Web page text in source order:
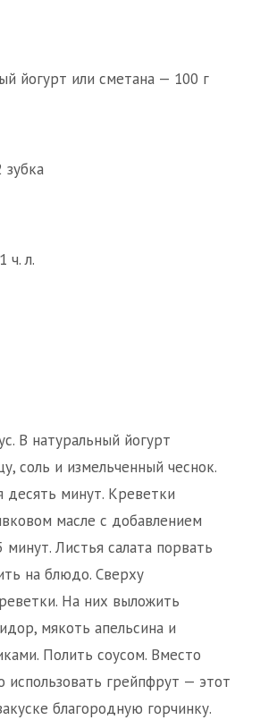
йогурт или сметана — 100 г
ч. л.
В натуральный йогурт
соль и измельченный чеснок.
десять минут. Креветки
масле с добавлением
минут. Листья салата порвать
на блюдо. Сверху
На них выложить
мякоть апельсина и
Полить соусом. Вместо
использовать грейпфрут — этот
благородную горчинку.